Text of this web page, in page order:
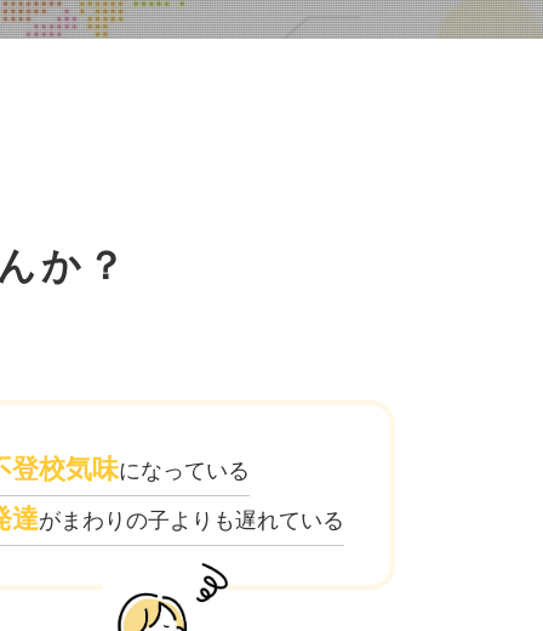
か？
登校気味になっている
達がまわりの子よりも遅れている